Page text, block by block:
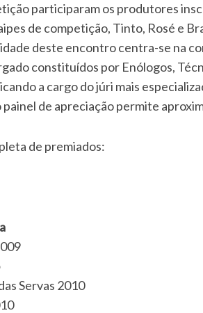
participaram os produtores
de competição, Tinto, Rosé e
deste encontro centra-se na
constituídos por Enólogos,
a cargo do júri mais
painel de apreciação permite
de premiados:
Servas 2010